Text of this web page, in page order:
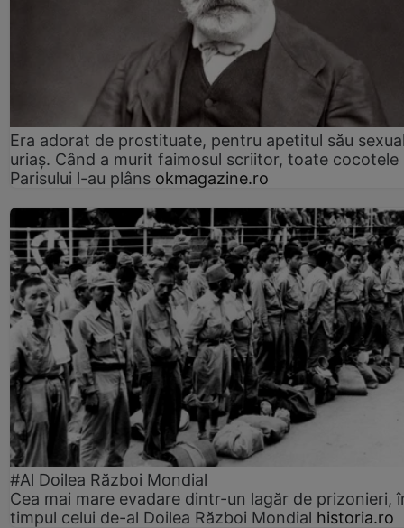
Era adorat de prostituate, pentru apetitul său
uriaș. Când a murit faimosul scriitor, toate cocotele
Parisului l-au plâns okmagazine.ro
#Al Doilea Război Mondial
Cea mai mare evadare dintr-un lagăr de prizonieri,
timpul celui de-al Doilea Război Mondial historia.ro